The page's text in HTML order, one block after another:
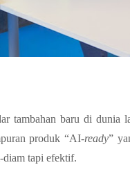
tambahan baru di dunia
produk “AI-ready”
diam tapi efektif.